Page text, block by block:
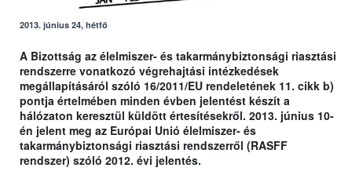
2013. június 24, hétfő
A Bizottság az élelmiszer- és takarmánybiztonsági riasztási
rendszerre vonatkozó végrehajtási intézkedések
megállapításáról szóló 16/2011/EU rendeletének 11. cikk b)
pontja értelmében minden évben jelentést készít a
hálózaton keresztül küldött értesítésekről. 2013. június 10-
én jelent meg az Európai Unió élelmiszer- és
takarmánybiztonsági riasztási rendszerről (RASFF
rendszer) szóló 2012. évi jelentés.